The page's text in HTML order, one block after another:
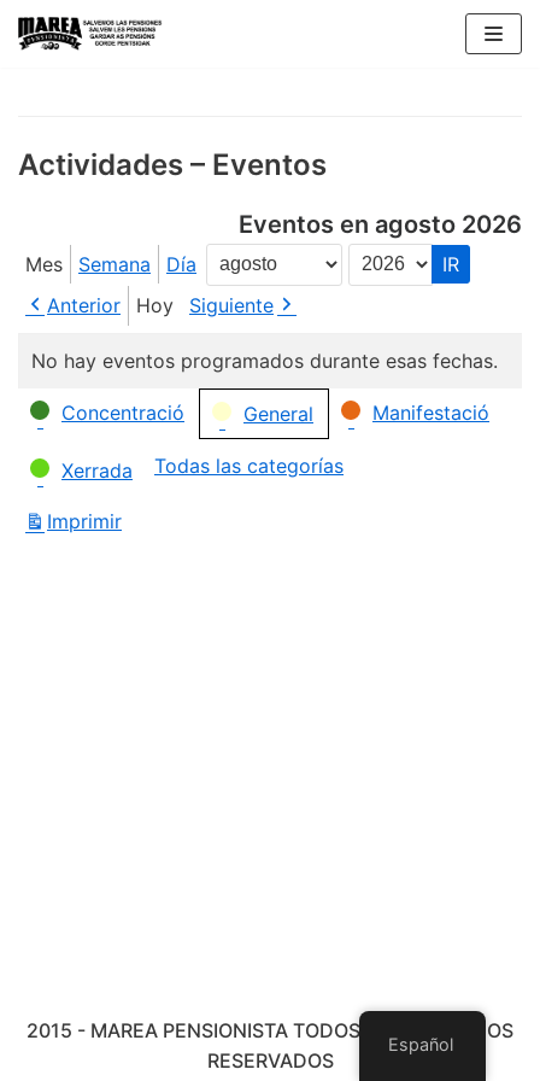
Saltar
Actividades – Eventos
Eventos en agosto 2026
Mes Semana Día
Mes
Año
Anterior
Hoy Siguiente
No hay eventos programados durante esas fechas.
Categorías
Concentració General Manifestació
Xerrada Todas las categorías
Imprimir
2015 - MAREA PENSIONISTA TODOS LOS DERECHOS
RESERVADOS
Español